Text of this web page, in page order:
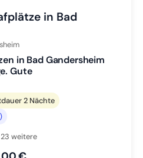
in Bad
in Bad Gandersheim
Gute
2 Nächte
weitere